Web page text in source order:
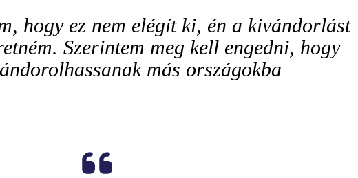
hogy ez nem elégít ki, én a kivándorlást
Szerintem meg kell engedni, hogy
más országokba